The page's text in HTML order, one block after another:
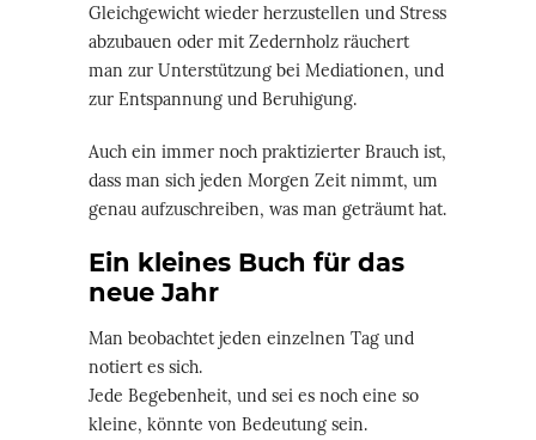
Gleichgewicht wieder herzustellen und Stress
abzubauen oder mit Zedernholz räuchert
man zur Unterstützung bei Mediationen, und
zur Entspannung und Beruhigung.
Auch ein immer noch praktizierter Brauch ist,
dass man sich jeden Morgen Zeit nimmt, um
genau aufzuschreiben, was man geträumt hat.
Ein kleines Buch für das
neue Jahr
Man beobachtet jeden einzelnen Tag und
notiert es sich.
Jede Begebenheit, und sei es noch eine so
kleine, könnte von Bedeutung sein.